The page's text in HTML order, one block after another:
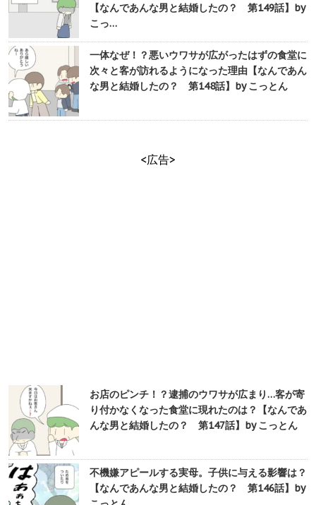
【なんであんな男と結婚したの？ 第149話】by
こっ…
一体なぜ！？悪いウワサが広がったはずの食堂に
次々と客が訪れるようになった理由【なんであん
な男と結婚したの？ 第148話】by こっとん
<広告>
お店のピンチ！？逮捕のウワサが広まり…客が寄
り付かなくなった食堂に現れたのは？【なんであ
んな男と結婚したの？ 第147話】by こっとん
不機嫌アピールする実母。子供に与える影響は？
【なんであんな男と結婚したの？ 第146話】by